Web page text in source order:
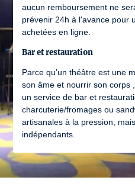
aucun remboursement ne
prévenir 24h à l'avance pour
achetées en ligne.
Bar et restauration
Parce qu’un théâtre est une
son âme et nourrir son corps
un service de bar et
charcuterie/fromages ou
artisanales à la pression,
indépendants.